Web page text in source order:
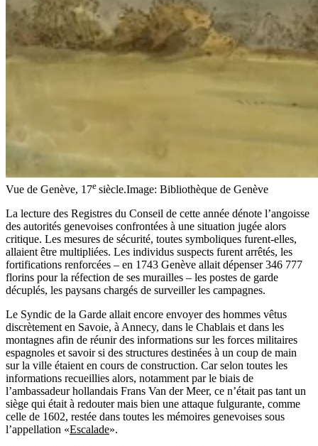
Vue de Genève, 17e siècle.Image: Bibliothèque de Genève
La lecture des Registres du Conseil de cette année dénote l’angoisse
des autorités genevoises confrontées à une situation jugée alors
critique. Les mesures de sécurité, toutes symboliques furent-elles,
allaient être multipliées. Les individus suspects furent arrêtés, les
fortifications renforcées – en 1743 Genève allait dépenser 346 777
florins pour la réfection de ses murailles – les postes de garde
décuplés, les paysans chargés de surveiller les campagnes.
Le Syndic de la Garde allait encore envoyer des hommes vêtus
discrètement en Savoie, à Annecy, dans le Chablais et dans les
montagnes afin de réunir des informations sur les forces militaires
espagnoles et savoir si des structures destinées à un coup de main
sur la ville étaient en cours de construction. Car selon toutes les
informations recueillies alors, notamment par le biais de
l’ambassadeur hollandais Frans Van der Meer, ce n’était pas tant un
siège qui était à redouter mais bien une attaque fulgurante, comme
celle de 1602, restée dans toutes les mémoires genevoises sous
l’appellation «Escalade».